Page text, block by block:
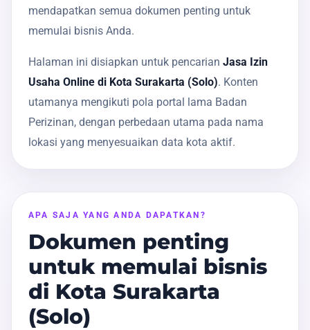
mendapatkan semua dokumen penting untuk
memulai bisnis Anda.
Halaman ini disiapkan untuk pencarian Jasa Izin
Usaha Online di Kota Surakarta (Solo). Konten
utamanya mengikuti pola portal lama Badan
Perizinan, dengan perbedaan utama pada nama
lokasi yang menyesuaikan data kota aktif.
APA SAJA YANG ANDA DAPATKAN?
Dokumen penting
untuk memulai bisnis
di Kota Surakarta
(Solo)